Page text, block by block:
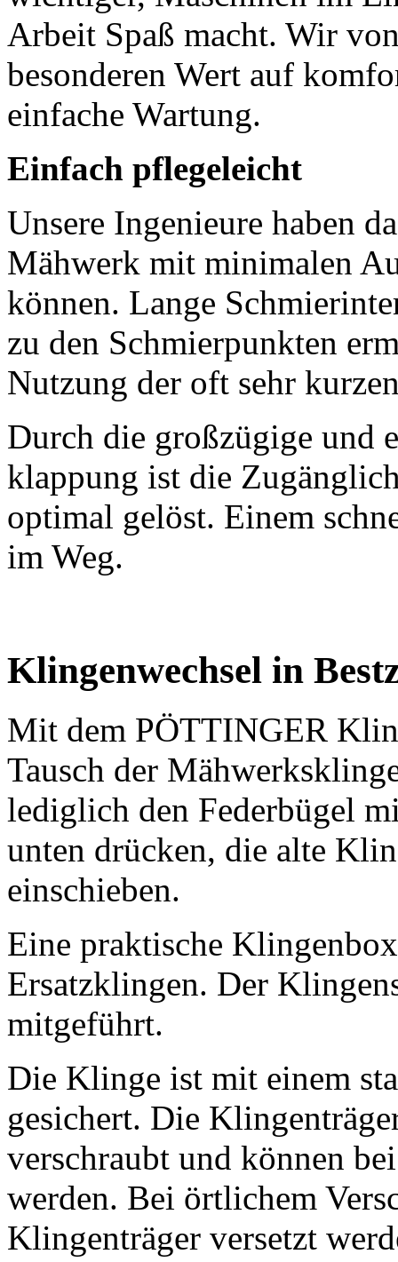
Arbeit Spaß macht. Wir
besonderen Wert auf
einfache Wartung.
Einfach pflegeleicht
Unsere Ingenieure haben
Mähwerk mit minimalen
können. Lange
zu den Schmierpunkten
Nutzung der oft sehr
Durch die großzügige und
klappung ist die
optimal gelöst. Einem
im Weg.
Klingenwechsel in
Mit dem PÖTTINGER
Tausch der
lediglich den Federbügel
unten drücken, die alte
einschieben.
Eine praktische
Ersatzklingen. Der
mitgeführt.
Die Klinge ist mit einem
gesichert. Die
verschraubt und können
werden. Bei örtlichem
Klingenträger versetzt